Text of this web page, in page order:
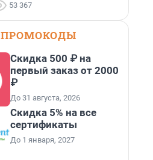
53 367
ПРОМОКОДЫ
Скидка 500 ₽ на
первый заказ от 2000
₽
До 31 августа, 2026
Скидка 5% на все
сертификаты
До 1 января, 2027